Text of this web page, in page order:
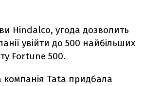
Hindalco, угода дозволить
увійти до 500 найбільших
Fortune 500.
компанія Tata придбала